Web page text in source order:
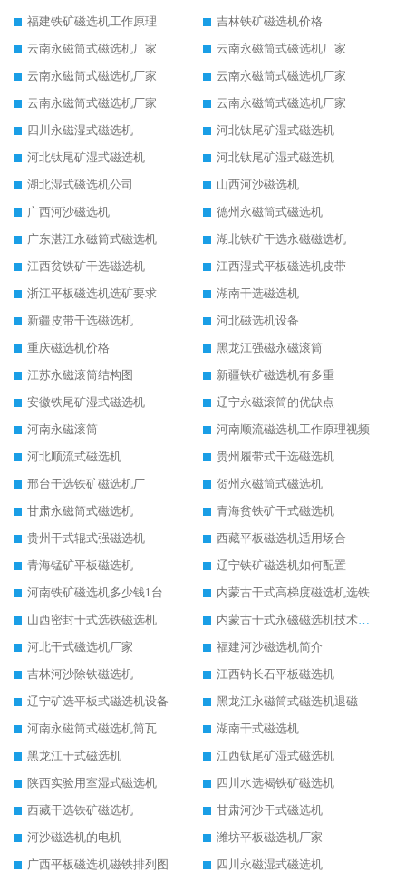
福建铁矿磁选机工作原理
吉林铁矿磁选机价格
云南永磁筒式磁选机厂家
云南永磁筒式磁选机厂家
云南永磁筒式磁选机厂家
云南永磁筒式磁选机厂家
云南永磁筒式磁选机厂家
云南永磁筒式磁选机厂家
四川永磁湿式磁选机
河北钛尾矿湿式磁选机
河北钛尾矿湿式磁选机
河北钛尾矿湿式磁选机
湖北湿式磁选机公司
山西河沙磁选机
广西河沙磁选机
德州永磁筒式磁选机
广东湛江永磁筒式磁选机
湖北铁矿干选永磁磁选机
江西贫铁矿干选磁选机
江西湿式平板磁选机皮带
浙江平板磁选机选矿要求
湖南干选磁选机
新疆皮带干选磁选机
河北磁选机设备
重庆磁选机价格
黑龙江强磁永磁滚筒
江苏永磁滚筒结构图
新疆铁矿磁选机有多重
安徽铁尾矿湿式磁选机
辽宁永磁滚筒的优缺点
河南永磁滚筒
河南顺流磁选机工作原理视频
河北顺流式磁选机
贵州履带式干选磁选机
邢台干选铁矿磁选机厂
贺州永磁筒式磁选机
甘肃永磁筒式磁选机
青海贫铁矿干式磁选机
贵州干式辊式强磁选机
西藏平板磁选机适用场合
青海锰矿平板磁选机
辽宁铁矿磁选机如何配置
河南铁矿磁选机多少钱1台
内蒙古干式高梯度磁选机选铁
山西密封干式选铁磁选机
内蒙古干式永磁磁选机技术要求
河北干式磁选机厂家
福建河沙磁选机简介
吉林河沙除铁磁选机
江西钠长石平板磁选机
辽宁矿选平板式磁选机设备
黑龙江永磁筒式磁选机退磁
河南永磁筒式磁选机筒瓦
湖南干式磁选机
黑龙江干式磁选机
江西钛尾矿湿式磁选机
陕西实验用室湿式磁选机
四川水选褐铁矿磁选机
西藏干选铁矿磁选机
甘肃河沙干式磁选机
河沙磁选机的电机
潍坊平板磁选机厂家
广西平板磁选机磁铁排列图
四川永磁湿式磁选机